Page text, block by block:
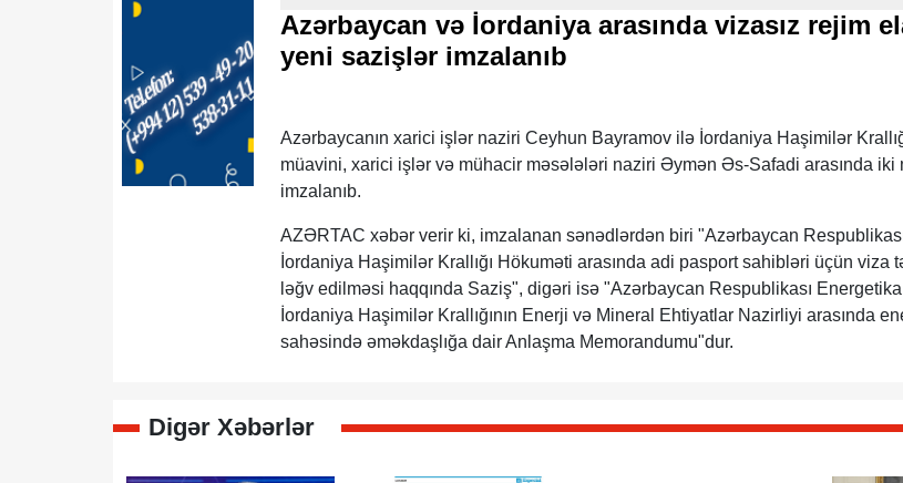
Azərbaycan və İordaniya arasında vizasız rejim
yeni sazişlər imzalanıb
Azərbaycanın xarici işlər naziri Ceyhun Bayramov ilə İordaniya Haşimilər
müavini, xarici işlər və mühacir məsələləri naziri Əymən Əs-Safadi arasında iki
imzalanıb.
AZƏRTAC xəbər verir ki, imzalanan sənədlərdən biri "Azərbaycan
İordaniya Haşimilər Krallığı Hökuməti arasında adi pasport sahibləri üçün viza
ləğv edilməsi haqqında Saziş", digəri isə "Azərbaycan Respublikası
İordaniya Haşimilər Krallığının Enerji və Mineral Ehtiyatlar Nazirliyi arasında
sahəsində əməkdaşlığa dair Anlaşma Memorandumu"dur.
Digər Xəbərlər